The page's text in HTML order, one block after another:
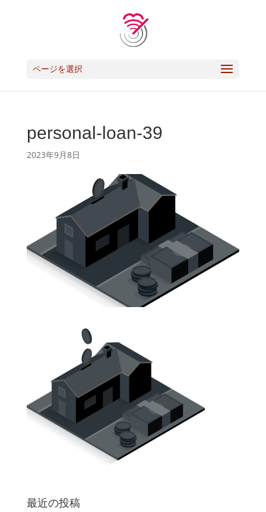
ページを選択
personal-loan-39
2023年9月8日
最近の投稿